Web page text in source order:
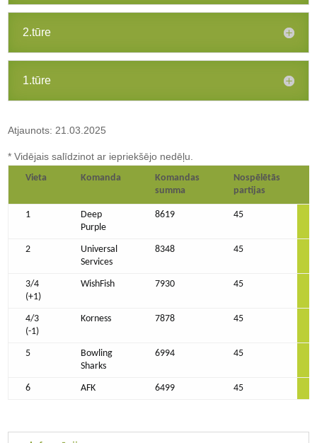
2.tūre
1.tūre
Atjaunots: 21.03.2025
* Vidējais salīdzinot ar iepriekšējo nedēļu.
Vieta Komanda
Komandas
summa
Nospēlētās
partijas
1
Deep
Purple
8619 45
2
Universal
Services
8348 45
3/4
(+1)
WishFish 7930 45
4/3
(-1)
Korness 7878 45
5
Bowling
Sharks
6994 45
6 AFK 6499 45